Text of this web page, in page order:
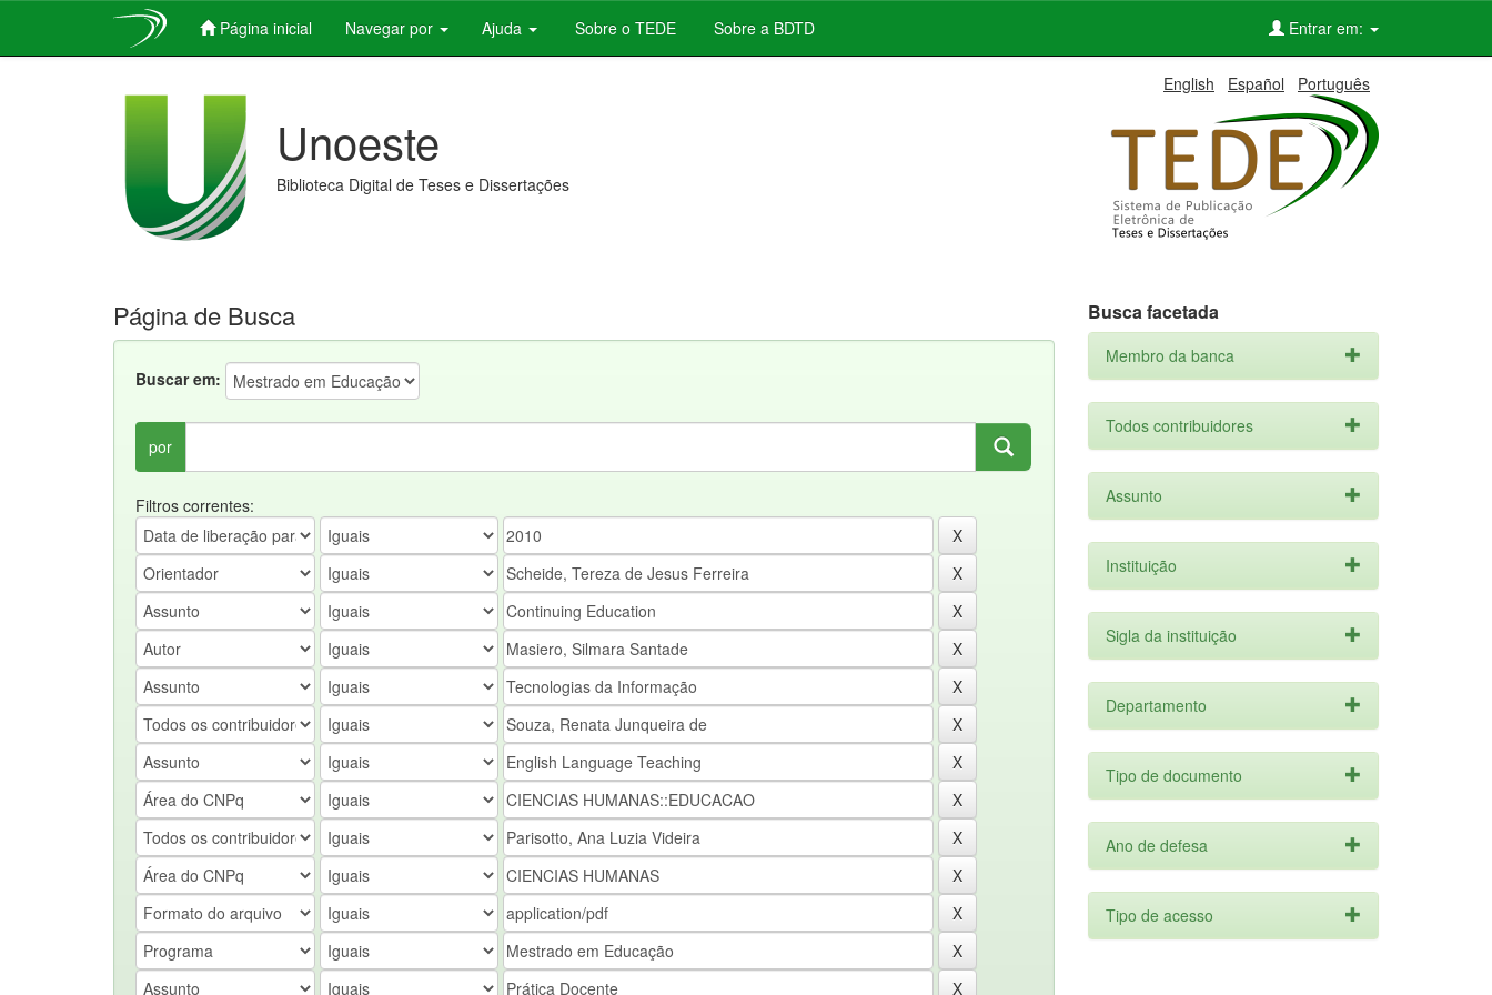
Página inicial Navegar por Ajuda Sobre o TEDE Sobre a BDTD Entrar em:
English Español Português
Unoeste
Biblioteca Digital de Teses e Dissertações
Página de Busca
Buscar em:
por
Filtros correntes:
Busca facetada
Membro da banca
Todos contribuidores
Assunto
Instituição
Sigla da instituição
Departamento
Tipo de documento
Ano de defesa
Tipo de acesso